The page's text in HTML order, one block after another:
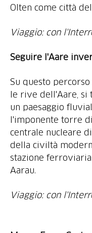
Olten come città
Viaggio: con
Seguire l'Aare
Su questo
le rive dell'Aare, si
un paesaggio
l'imponente torre
centrale nucleare
della civiltà
stazione
Aarau.
Viaggio: con